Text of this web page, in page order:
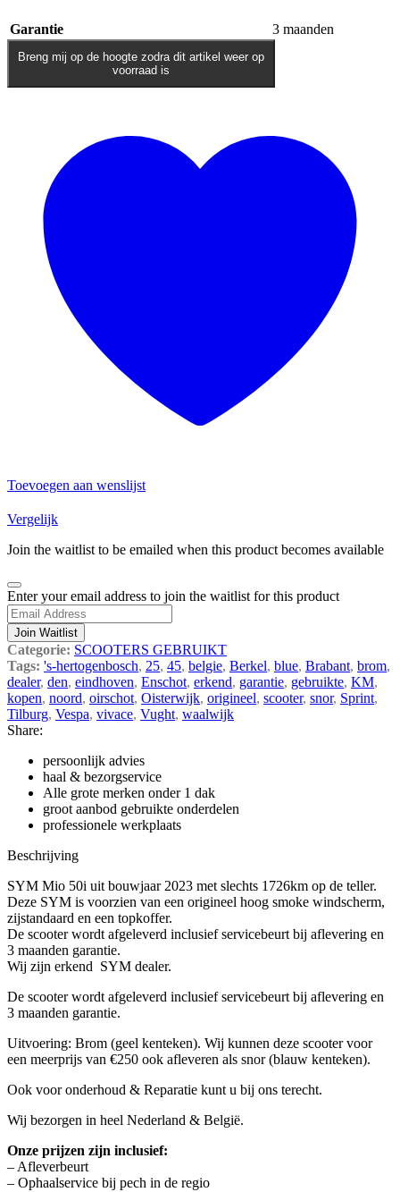
Garantie 3 maanden
Breng mij op de hoogte zodra dit artikel weer op
voorraad is
Toevoegen aan wenslijst
Vergelijk
Join the waitlist to be emailed when this product becomes available
Dismiss
notification
Enter your email address to join the waitlist for this product
Join Waitlist
Categorie: SCOOTERS GEBRUIKT
Tags: 's-hertogenbosch, 25, 45, belgie, Berkel, blue, Brabant, brom,
dealer, den, eindhoven, Enschot, erkend, garantie, gebruikte, KM,
kopen, noord, oirschot, Oisterwijk, origineel, scooter, snor, Sprint,
Tilburg, Vespa, vivace, Vught, waalwijk
Share:
persoonlijk advies
haal & bezorgservice
Alle grote merken onder 1 dak
groot aanbod gebruikte onderdelen
professionele werkplaats
Beschrijving
SYM Mio 50i uit bouwjaar 2023 met slechts 1726km op de teller.
Deze SYM is voorzien van een origineel hoog smoke windscherm,
zijstandaard en een topkoffer.
De scooter wordt afgeleverd inclusief servicebeurt bij aflevering en
3 maanden garantie.
Wij zijn erkend SYM dealer.
De scooter wordt afgeleverd inclusief servicebeurt bij aflevering en
3 maanden garantie.
Uitvoering: Brom (geel kenteken). Wij kunnen deze scooter voor
een meerprijs van €250 ook afleveren als snor (blauw kenteken).
Ook voor onderhoud & Reparatie kunt u bij ons terecht.
Wij bezorgen in heel Nederland & België.
Onze prijzen zijn inclusief:
– Afleverbeurt
– Ophaalservice bij pech in de regio